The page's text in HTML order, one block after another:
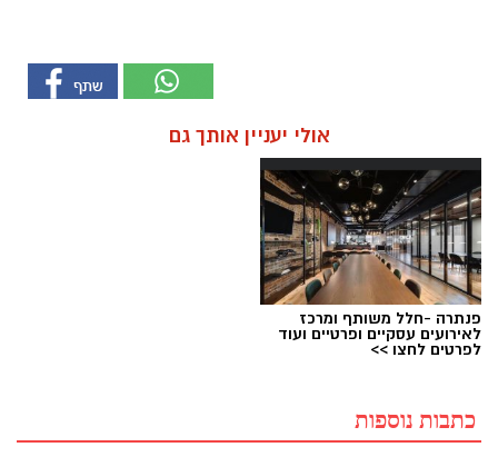
אולי יעניין אותך גם
פנתרה -חלל משותף ומרכז
לאירועים עסקיים ופרטיים ועוד
לפרטים לחצו >>
כתבות נוספות